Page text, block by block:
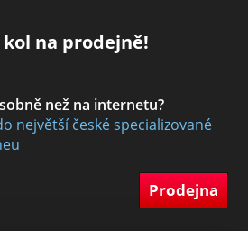
kol na prodejně!
než na internetu?
největší české specializované
Prodejna